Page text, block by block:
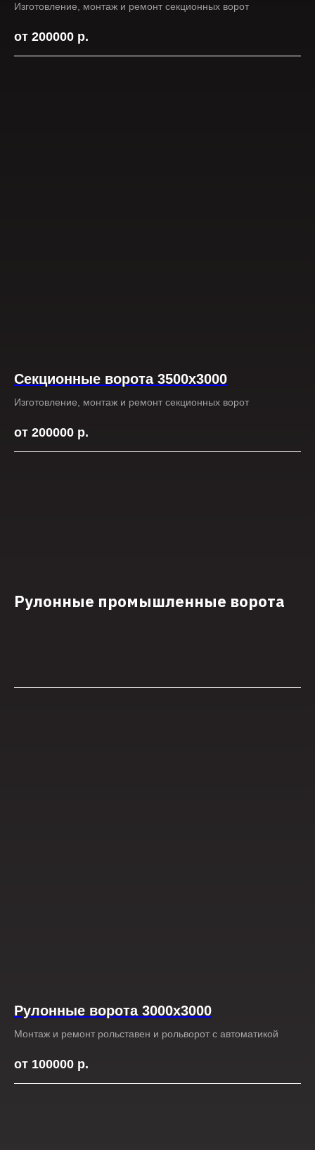
Изготовление, монтаж и ремонт секционных ворот
от 200000 р.
Секционные ворота 3500х3000
Изготовление, монтаж и ремонт секционных ворот
от 200000 р.
Рулонные промышленные ворота
Рулонные ворота 3000х3000
Монтаж и ремонт рольставен и рольворот с автоматикой
от 100000 р.